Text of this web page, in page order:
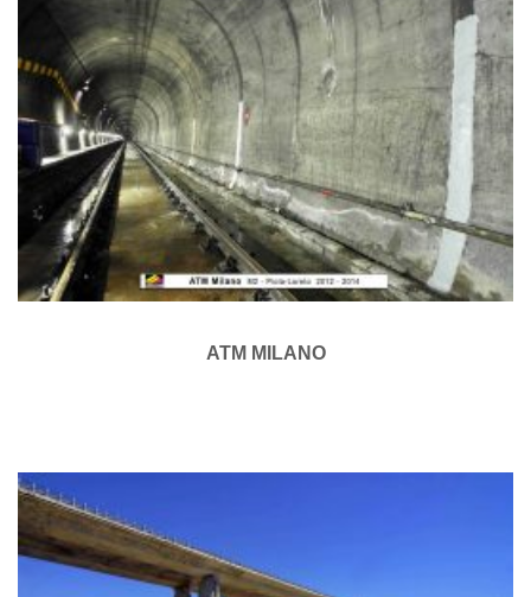
ATM MILANO